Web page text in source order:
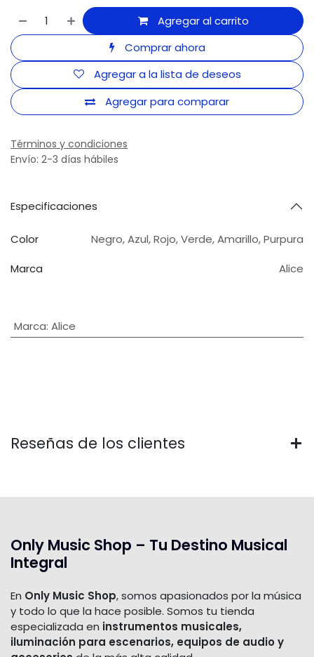
Agregar al carrito
Comprar ahora
Agregar para comparar
Agregar a la lista de deseos
Términos y condiciones
Envío: 2-3 días hábiles
Especificaciones
Color Negro,Azul,Rojo,Verde,Amarillo,Purpura
Marca
Alice
Marca: Alice
Reseñas de los clientes
Only Music Shop – Tu Destino Musical
Integral
En Only Music Shop, somos apasionados por la música
y todo lo que la hace posible. Somos tu tienda
especializada en instrumentos musicales,
iluminación para escenarios, equipos de audio y